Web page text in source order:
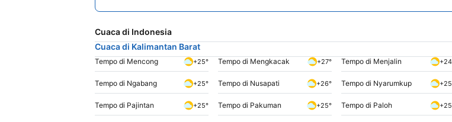
Cuaca di Indonesia
Cuaca di Kalimantan Barat
Tempo di Mencong +25° Tempo di Mengkacak +27° Tempo di Menjalin
Tempo di Ngabang +25° Tempo di Nusapati +26° Tempo di Nyarumkup
Tempo di Pajintan +25° Tempo di Pakuman +25° Tempo di Paloh